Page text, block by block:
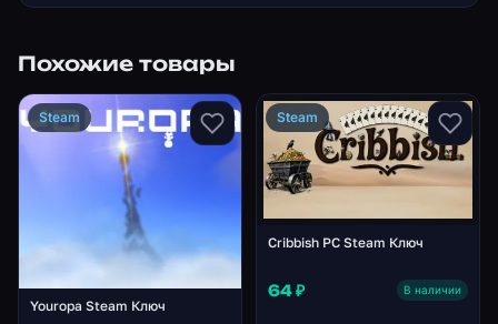
Похожие товары
Steam
Youropa Steam Ключ
Steam
Cribbish PC Steam Ключ
64 ₽ В наличии